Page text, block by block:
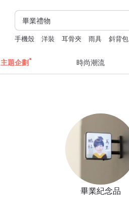
手機殼 洋裝 耳骨夾 雨具 斜背包
主題企劃 時尚潮流
畢業紀念品